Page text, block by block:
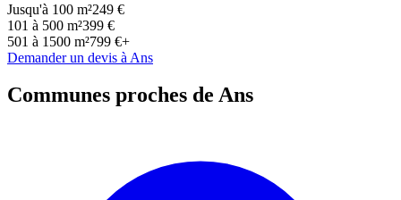
Jusqu'à 100 m²249 €
101 à 500 m²399 €
501 à 1500 m²799 €+
Demander un devis à Ans
Communes proches de Ans